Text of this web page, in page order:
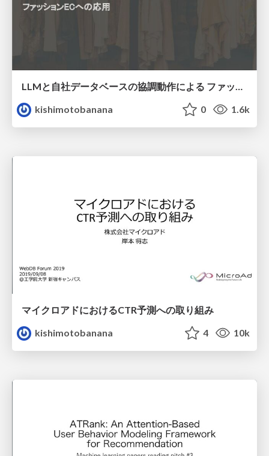
kishimotobanana
0 1.6k
マイクロアドにおけるCTR予測への取り組み
kishimotobanana
4 10k